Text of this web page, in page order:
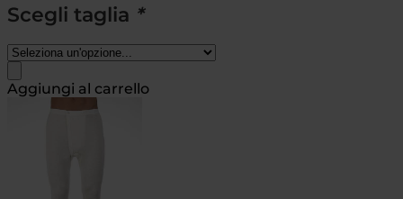
Scegli taglia *
Aggiungi al carrello